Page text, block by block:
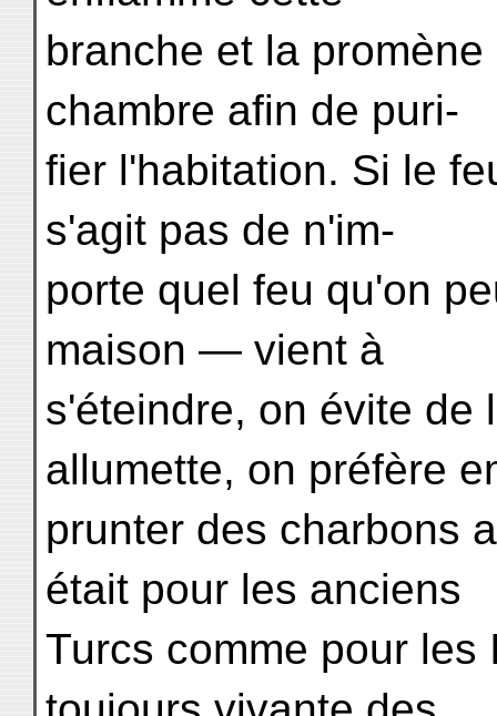
branche et la
chambre afin de puri-
fier l'habitation. Si le
s'agit pas de n'im-
porte quel feu qu'on
maison — vient à
s'éteindre, on évite de
allumette, on préfère
prunter des charbons
était pour les anciens
Turcs comme pour les